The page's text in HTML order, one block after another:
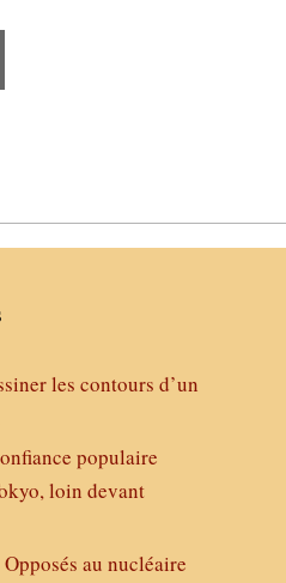
les contours d’un
populaire
loin devant
au nucléaire